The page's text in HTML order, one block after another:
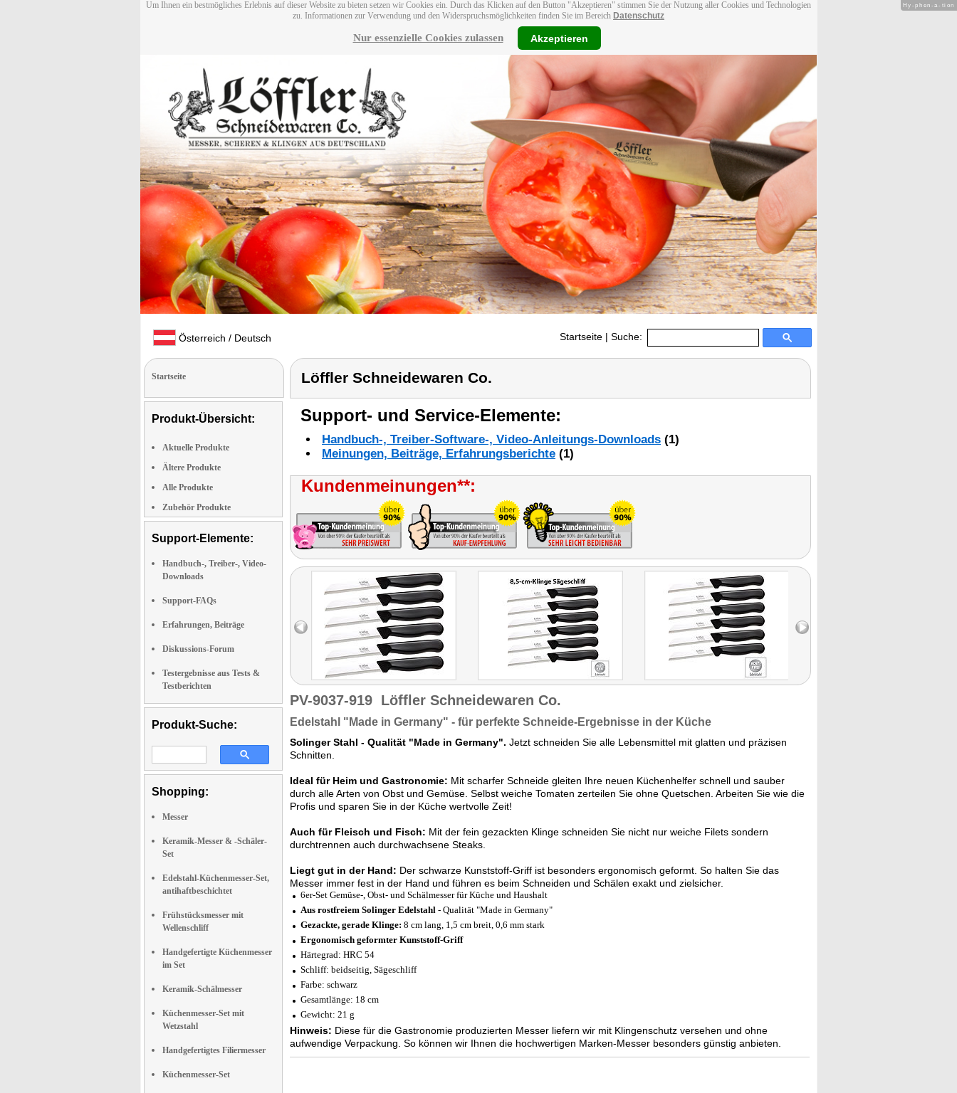
Um Ihnen ein bestmögliches Erlebnis auf dieser Website zu bieten setzen wir Cookies ein. Durch das Klicken auf den Button "Akzeptieren" stimmen Sie der Nutzung aller Cookies und Technologien
zu. Informationen zur Verwendung und den Widerspruchsmöglichkeiten finden Sie im Bereich Datenschutz
Nur essenzielle Cookies zulassen Akzeptieren
Österreich / Deutsch Startseite | Suche:
Startseite
Produkt-Übersicht:
Aktuelle Produkte
Ältere Produkte
Alle Produkte
Zubehör Produkte
Support-Elemente:
Handbuch-, Treiber-, Video-
Downloads
Support-FAQs
Erfahrungen, Beiträge
Diskussions-Forum
Testergebnisse aus Tests &
Testberichten
Produkt-Suche:
Shopping:
Messer
Keramik-Messer & -Schäler-
Set
Edelstahl-Küchenmesser-Set,
antihaftbeschichtet
Frühstücksmesser mit
Wellenschliff
Handgefertigte Küchenmesser
im Set
Keramik-Schälmesser
Küchenmesser-Set mit
Wetzstahl
Handgefertigtes Filiermesser
Küchenmesser-Set
Löffler Schneidewaren Co.
Support- und Service-Elemente:
Handbuch-, Treiber-Software-, Video-Anleitungs-Downloads (1)
Meinungen, Beiträge, Erfahrungsberichte (1)
Kundenmeinungen**:
PV-9037-919 Löffler Schneidewaren Co.
Edelstahl "Made in Germany" - für perfekte Schneide-Ergebnisse in der Küche
Solinger Stahl - Qualität "Made in Germany". Jetzt schneiden Sie alle Lebensmittel mit glatten und präzisen
Schnitten.
Ideal für Heim und Gastronomie: Mit scharfer Schneide gleiten Ihre neuen Küchenhelfer schnell und sauber
durch alle Arten von Obst und Gemüse. Selbst weiche Tomaten zerteilen Sie ohne Quetschen. Arbeiten Sie wie die
Profis und sparen Sie in der Küche wertvolle Zeit!
Auch für Fleisch und Fisch: Mit der fein gezackten Klinge schneiden Sie nicht nur weiche Filets sondern
durchtrennen auch durchwachsene Steaks.
Liegt gut in der Hand: Der schwarze Kunststoff-Griff ist besonders ergonomisch geformt. So halten Sie das
Messer immer fest in der Hand und führen es beim Schneiden und Schälen exakt und zielsicher.
6er-Set Gemüse-, Obst- und Schälmesser für Küche und Haushalt
Aus rostfreiem Solinger Edelstahl - Qualität "Made in Germany"
Gezackte, gerade Klinge: 8 cm lang, 1,5 cm breit, 0,6 mm stark
Ergonomisch geformter Kunststoff-Griff
Härtegrad: HRC 54
Schliff: beidseitig, Sägeschliff
Farbe: schwarz
Gesamtlänge: 18 cm
Gewicht: 21 g
Hinweis: Diese für die Gastronomie produzierten Messer liefern wir mit Klingenschutz versehen und ohne
aufwendige Verpackung. So können wir Ihnen die hochwertigen Marken-Messer besonders günstig anbieten.
Hy-phen-a-tion